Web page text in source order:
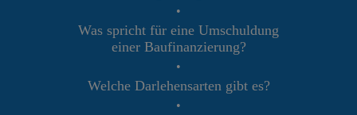
•
Was spricht für eine Umschuldung
einer Baufinanzierung?
•
Welche Darlehensarten gibt es?
•